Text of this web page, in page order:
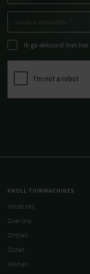
Ik ga akkoord met het
KNOLL TUINMACHINES
Vacatures
Over ons
Ontdek
Outlet
Merken